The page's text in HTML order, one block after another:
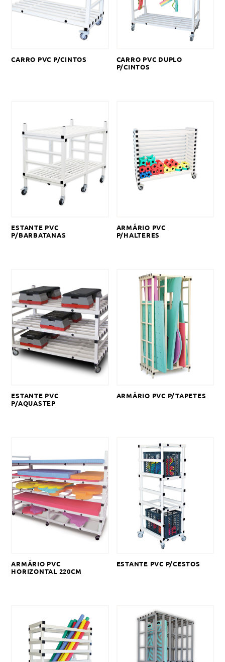
CARRO PVC P/CINTOS
CARRO PVC DUPLO
P/CINTOS
ESTANTE PVC
P/BARBATANAS
ARMÁRIO PVC
P/HALTERES
ESTANTE PVC
P/AQUASTEP
ARMÁRIO PVC P/TAPETES
ARMÁRIO PVC
HORIZONTAL 220CM
ESTANTE PVC P/CESTOS